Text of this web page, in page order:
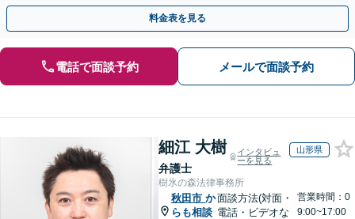
解決が可能です。ぜひご相談ください。
料金表を見る
電話で面談予約 メールで面談予約
細江 大樹
弁護士
インタビュ
ーを見る
山形県
樹氷の森法律事務所
秋田市 か
らも相談
面談方法(対面・
電話・ビデオな
営業時間：0
9:00~17:00